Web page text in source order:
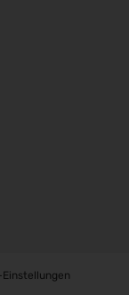
Einstellungen